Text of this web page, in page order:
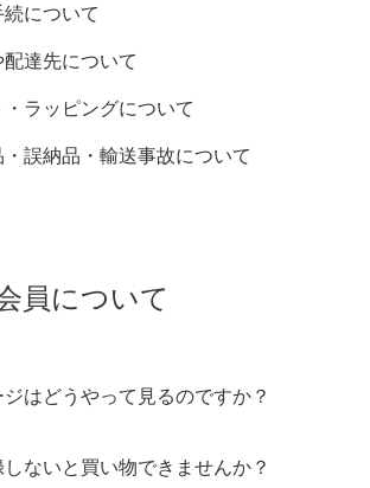
について
達先について
ラッピングについて
誤納品・輸送事故について
員について
はどうやって見るのですか？
ないと買い物できませんか？